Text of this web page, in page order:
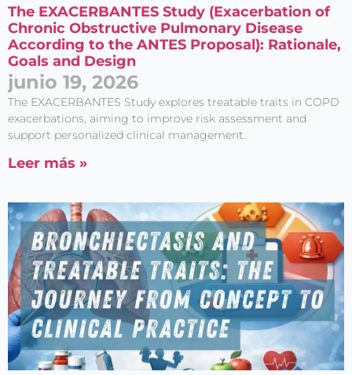
The EXACERBANTES Study (Exacerbation of
Chronic Obstructive Pulmonary Disease
According to the ANTES Proposal): Rationale,
Goals and Design
junio 19, 2026
The EXACERBANTES Study explores treatable traits in COPD
exacerbations, aiming to improve risk assessment and
support personalized clinical management.
Leer más »